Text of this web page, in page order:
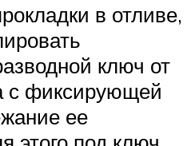
в отливе,
ключ от
с фиксирующей
ее